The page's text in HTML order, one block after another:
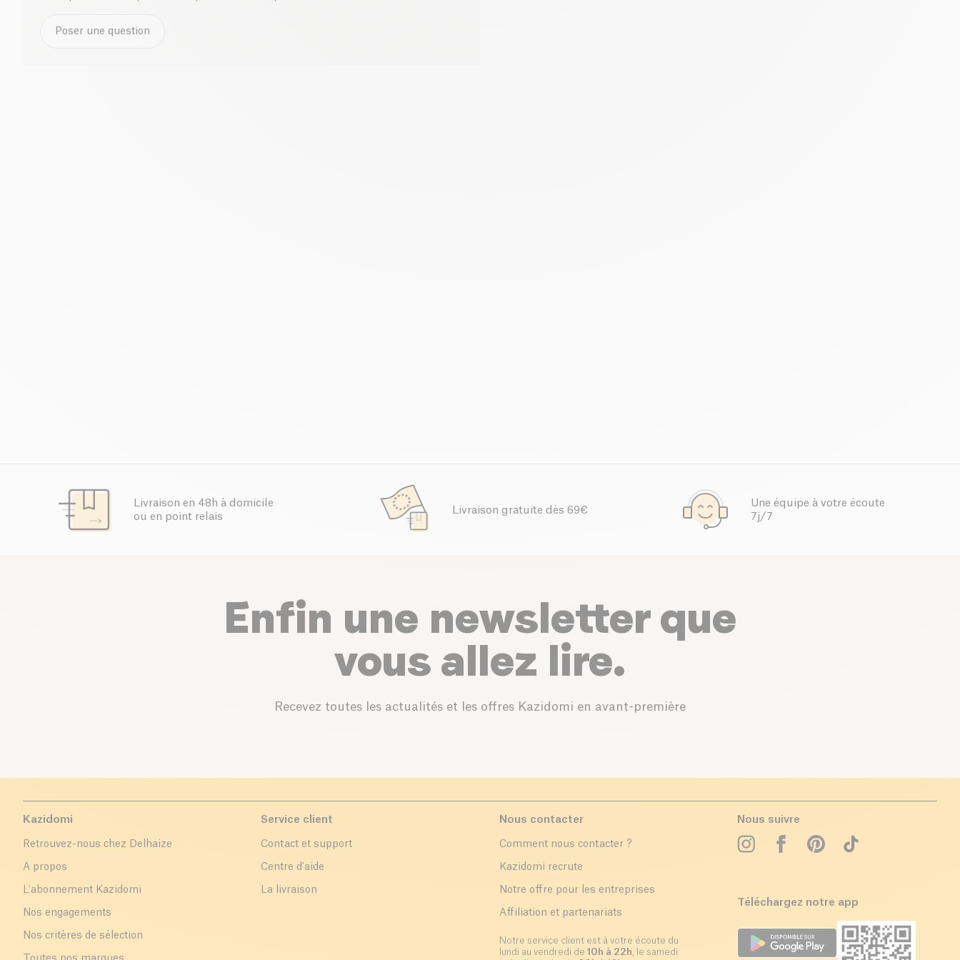
Poser une question
Livraison en 48h à domicile
ou en point relais
Livraison gratuite dès 69€
Une équipe à votre écoute
7j/7
Enfin une newsletter que
vous allez lire.
Recevez toutes les actualités et les offres Kazidomi en avant-première
Kazidomi
Retrouvez-nous chez Delhaize
A propos
L'abonnement Kazidomi
Nos engagements
Nos critères de sélection
Service client
Contact et support
Centre d'aide
La livraison
Nous contacter
Comment nous contacter ?
Kazidomi recrute
Notre offre pour les entreprises
Affiliation et partenariats
Notre service client est à votre écoute du
lundi au vendredi de 10h à 22h , le samedi
Nous suivre
Téléchargez notre app